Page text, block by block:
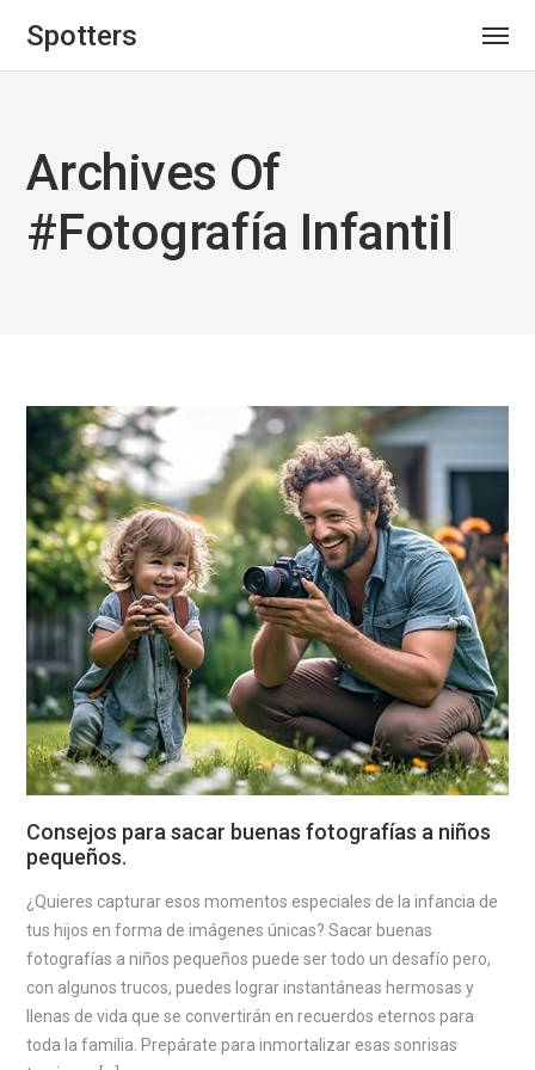
Spotters
Archives Of
#fotografía Infantil
Consejos para sacar buenas fotografías a niños
pequeños.
¿Quieres capturar esos momentos especiales de la infancia de
tus hijos en forma de imágenes únicas? Sacar buenas
fotografías a niños pequeños puede ser todo un desafío pero,
con algunos trucos, puedes lograr instantáneas hermosas y
llenas de vida que se convertirán en recuerdos eternos para
toda la familia. Prepárate para inmortalizar esas sonrisas